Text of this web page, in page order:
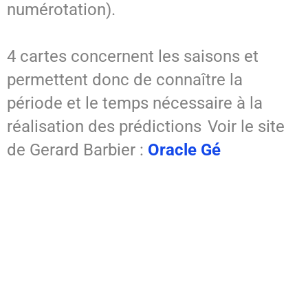
numérotation).
4 cartes concernent les saisons et
permettent donc de connaître la
période et le temps nécessaire à la
réalisation des prédictions Voir le site
de Gerard Barbier : Oracle Gé